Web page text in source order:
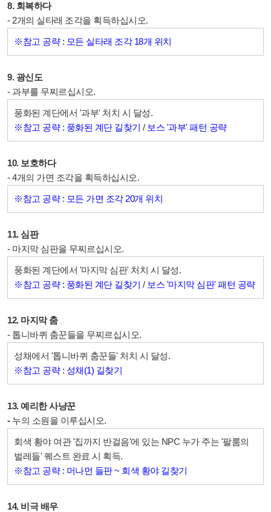
8. 회복하다
- 2개의 실타래 조각을 획득하십시오.
※참고 공략 : 모든 실타래 조각 18개 위치
9. 광신도
- 과부를 무찌르십시오.
풍화된 계단에서 '과부' 처치 시 달성.
※참고 공략 : 풍화된 계단 길찾기 / 보스 '과부' 패턴 공략
10. 보호하다
- 4개의 가면 조각을 획득하십시오.
※참고 공략 : 모든 가면 조각 20개 위치
11. 심판
- 마지막 심판을 무찌르십시오.
풍화된 계단에서 '마지막 심판' 처치 시 달성.
※참고 공략 : 풍화된 계단 길찾기 / 보스 '마지막 심판' 패턴 공략
12. 마지막 춤
- 톱니바퀴 춤꾼들을 무찌르십시오.
성채에서 '톱니바퀴 춤꾼들' 처치 시 달성.
※참고 공략 : 성채(1) 길찾기
13. 예리한 사냥꾼
- 누의 소원을 이루십시오.
회색 황야 여관 '집까지 반걸음'에 있는 NPC 누가 주는 '팔룸의
벌레들' 퀘스트 완료 시 획득.
※참고 공략 : 머나먼 들판 ~ 회색 황야 길찾기
14. 비극 배우